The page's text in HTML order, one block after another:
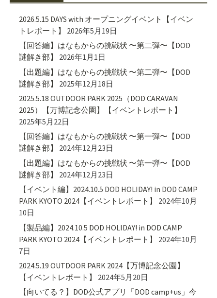
2026.5.15 DAYS with オープニングイベント【イベン
トレポート】
2026年5月19日
【回答編】はなもからの挑戦状 〜第二弾〜【DOD
謎解き部】
2026年1月1日
【出題編】はなもからの挑戦状 〜第二弾〜【DOD
謎解き部】
2025年12月18日
2025.5.18 OUTDOOR PARK 2025（DOD CARAVAN
2025）【万博記念公園】【イベントレポート】
2025年5月22日
【回答編】はなもからの挑戦状 〜第一弾〜【DOD
謎解き部】
2024年12月23日
【出題編】はなもからの挑戦状 〜第一弾〜【DOD
謎解き部】
2024年12月23日
【イベント編】2024.10.5 DOD HOLIDAY! in DOD CAMP
PARK KYOTO 2024【イベントレポート】
2024年10月
10日
【製品編】2024.10.5 DOD HOLIDAY! in DOD CAMP
PARK KYOTO 2024【イベントレポート】
2024年10月
7日
2024.5.19 OUTDOOR PARK 2024【万博記念公園】
【イベントレポート】
2024年5月20日
【向いてる？】DOD公式アプリ「DOD camp+us」今